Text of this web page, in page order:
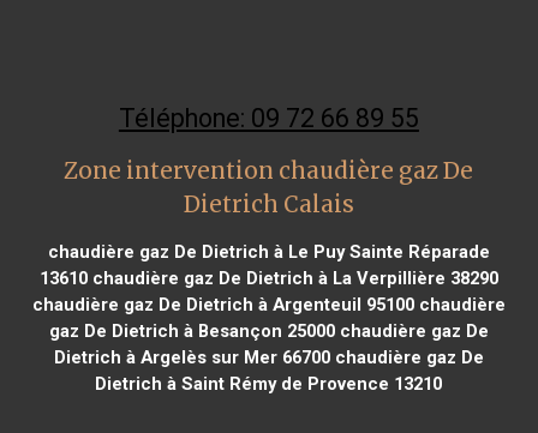
Téléphone: 09 72 66 89 55
Zone intervention chaudière gaz De
Dietrich Calais
chaudière gaz De Dietrich à Le Puy Sainte Réparade
13610chaudière gaz De Dietrich à La Verpillière 38290
chaudière gaz De Dietrich à Argenteuil 95100chaudière
gaz De Dietrich à Besançon 25000chaudière gaz De
Dietrich à Argelès sur Mer 66700chaudière gaz De
Dietrich à Saint Rémy de Provence 13210